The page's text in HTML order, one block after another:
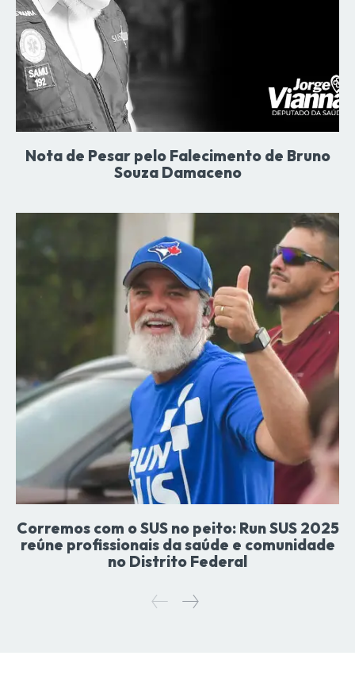
Nota de Pesar pelo Falecimento de Bruno
Souza Damaceno
Corremos com o SUS no peito: Run SUS 2025
reúne profissionais da saúde e comunidade
no Distrito Federal